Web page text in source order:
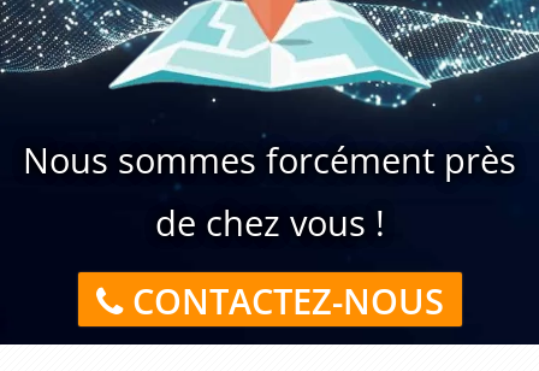
Nous sommes forcément près
de chez vous !
CONTACTEZ-NOUS